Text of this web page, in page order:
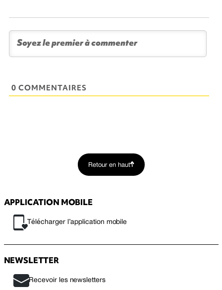
0 COMMENTAIRES
Retour en haut
APPLICATION MOBILE
Télécharger l’application mobile
NEWSLETTER
Recevoir les newsletters